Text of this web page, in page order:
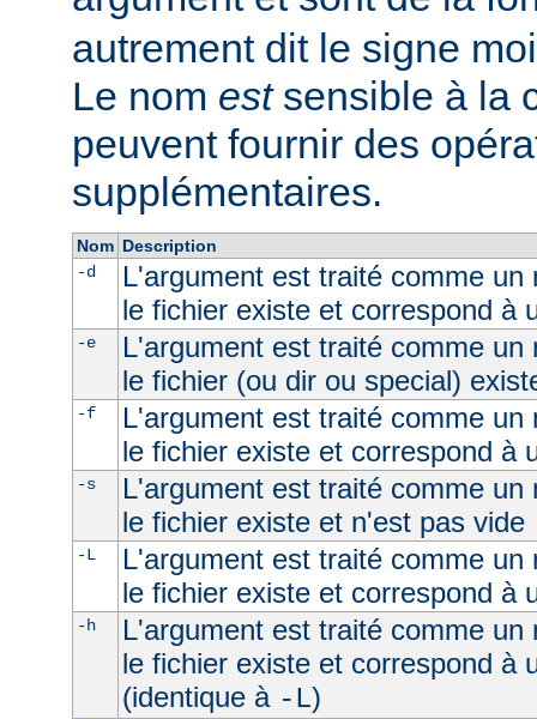
autrement dit le signe
Le nom estsensible à la
peuvent fournir des
supplémentaires.
Nom Description
-d
L'argument est traité comme un
le fichier existe et correspond à
-e
L'argument est traité comme un
le fichier (ou dir ou special)
-f
L'argument est traité comme un
le fichier existe et correspond à
-s
L'argument est traité comme un
le fichier existe et n'est pas vide
-L
L'argument est traité comme un
le fichier existe et correspond à
-h
L'argument est traité comme un
le fichier existe et correspond à
(identique à -L)